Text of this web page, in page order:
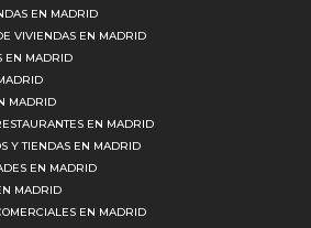
EN MADRID
VIVIENDAS EN MADRID
EN MADRID
MADRID
EN MADRID
Y TIENDAS EN MADRID
EN MADRID
MADRID
EN MADRID